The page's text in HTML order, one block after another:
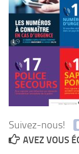
Suivez-nous!
AVEZ VOUS